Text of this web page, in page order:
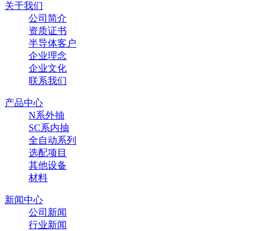
关于我们
公司简介
资质证书
半导体客户
企业理念
企业文化
联系我们
产品中心
N系外抽
SC系内抽
全自动系列
选配项目
其他设备
材料
新闻中心
公司新闻
行业新闻